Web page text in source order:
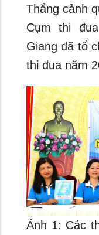
Thắng cảnh
Cụm thi
Giang đã tổ
thi đua năm
Ảnh 1: Các